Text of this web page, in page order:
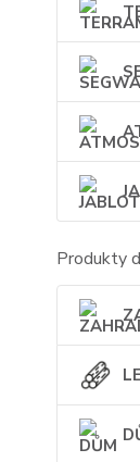
Produkty